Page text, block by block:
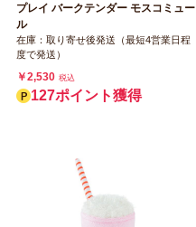
プレイ バークテンダー モスコミュー
ル
在庫：取り寄せ後発送（最短4営業日程
度で発送）
￥2,530 税込
127ポイント獲得